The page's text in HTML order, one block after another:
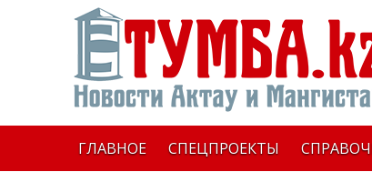
ГЛАВНОЕ СПЕЦПРОЕКТЫ